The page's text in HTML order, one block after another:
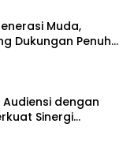
Muda,
Dukungan Penuh
dengan
Sinergi
Karawo